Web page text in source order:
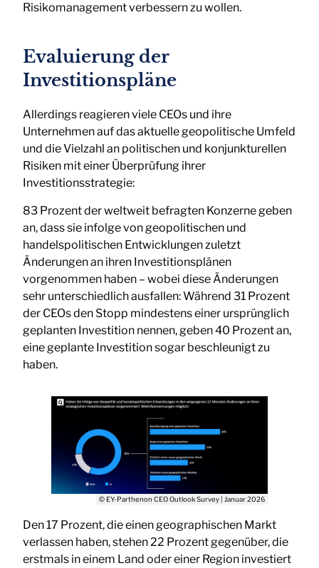
Risikomanagement verbessern zu wollen.
Evaluierung der
Investitionspläne
Allerdings reagieren viele CEOs und ihre
Unternehmen auf das aktuelle geopolitische Umfeld
und die Vielzahl an politischen und konjunkturellen
Risiken mit einer Überprüfung ihrer
Investitionsstrategie:
83 Prozent der weltweit befragten Konzerne geben
an, dass sie infolge von geopolitischen und
handelspolitischen Entwicklungen zuletzt
Änderungen an ihren Investitionsplänen
vorgenommen haben – wobei diese Änderungen
sehr unterschiedlich ausfallen: Während 31 Prozent
der CEOs den Stopp mindestens einer ursprünglich
geplanten Investition nennen, geben 40 Prozent an,
eine geplante Investition sogar beschleunigt zu
haben.
© EY-Parthenon CEO Outlook Survey | Januar 2026
Den 17 Prozent, die einen geographischen Markt
verlassen haben, stehen 22 Prozent gegenüber, die
erstmals in einem Land oder einer Region investiert